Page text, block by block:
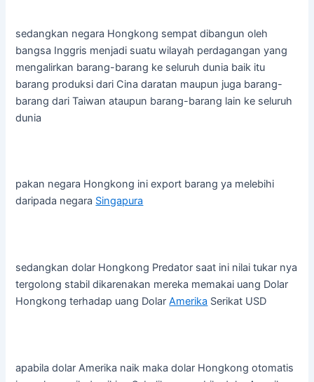
sedangkan negara Hongkong sempat dibangun oleh
bangsa Inggris menjadi suatu wilayah perdagangan yang
mengalirkan barang-barang ke seluruh dunia baik itu
barang produksi dari Cina daratan maupun juga barang-
barang dari Taiwan ataupun barang-barang lain ke seluruh
dunia
pakan negara Hongkong ini export barang ya melebihi
daripada negara Singapura
sedangkan dolar Hongkong Predator saat ini nilai tukar nya
tergolong stabil dikarenakan mereka memakai uang Dolar
Hongkong terhadap uang DolarAmerika Serikat USD
apabila dolar Amerika naik maka dolar Hongkong otomatis